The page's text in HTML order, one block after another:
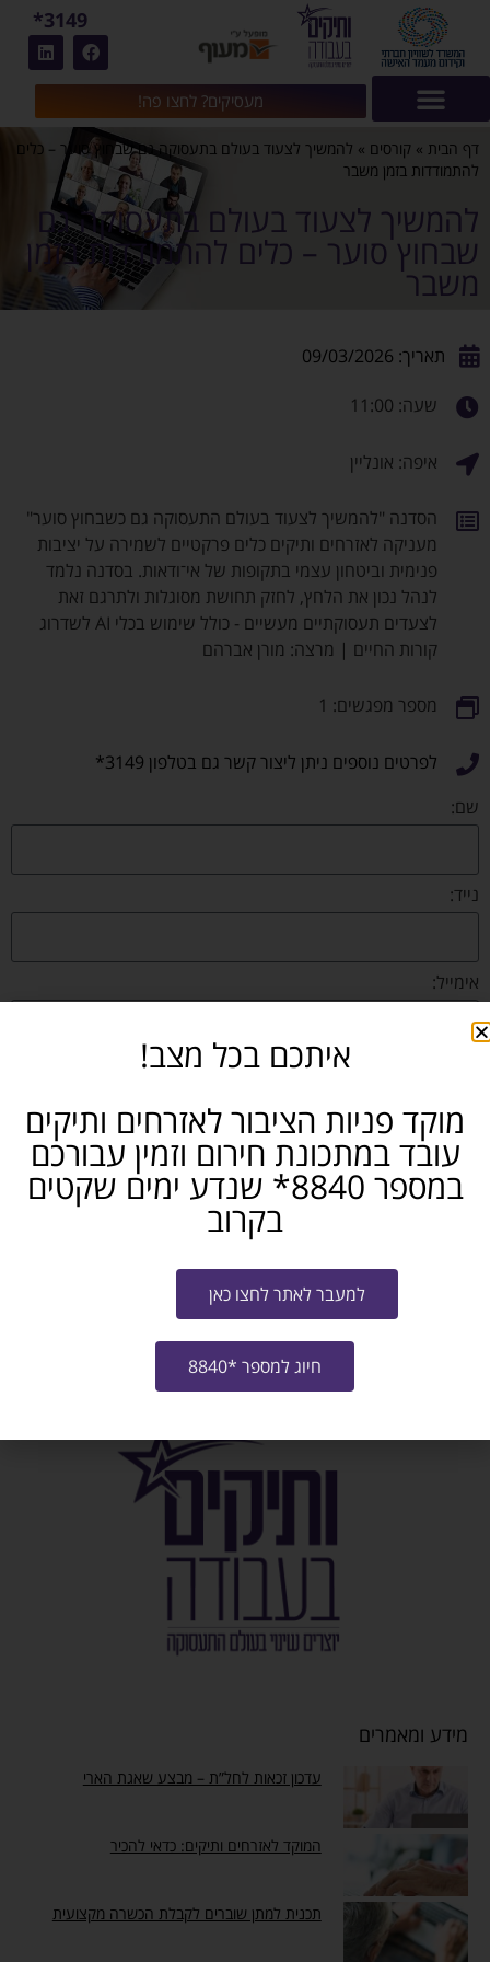
מעסיקים? לחצו פה!
3149*
דף הבית » קורסים » להמשיך לצעוד בעולם בתעסוקה גם שבחוץ סוער – כלים
להתמודדות בזמן משבר
להמשיך לצעוד בעולם בתעסוקה גם
שבחוץ סוער – כלים להתמודדות בזמן
משבר
תאריך: 09/03/2026
שעה: 11:00
איפה: אונליין
הסדנה "להמשיך לצעוד בעולם התעסוקה גם כשבחוץ סוער"
מעניקה לאזרחים ותיקים כלים פרקטיים לשמירה על יציבות
פנימית וביטחון עצמי בתקופות של אי־ודאות. בסדנה נלמד
לנהל נכון את הלחץ, לחזק תחושת מסוגלות ולתרגם זאת
לצעדים תעסוקתיים מעשיים - כולל שימוש בכלי AI לשדרוג
קורות החיים | מרצה: מורן אברהם
מספר מפגשים: 1
לפרטים נוספים ניתן ליצור קשר גם בטלפון 3149*
שם:
נייד:
אימייל:
באיזה תחום את/ה מחפש/ת עבודה?
אני מאשר/ת את תנאי ההצטרפות לתוכנית ו-מדיניות האתר
שליחה
לחזרה וצפיה בכל הקורסים לחצו כאן
מידע ומאמרים
עדכון זכאות לחל”ת – מבצע שאגת הארי
המוקד לאזרחים ותיקים: כדאי להכיר
תכנית למתן שוברים לקבלת הכשרה מקצועית
איתכם בכל מצב!
מוקד פניות הציבור לאזרחים ותיקים
עובד במתכונת חירום וזמין עבורכם
במספר 8840* שנדע ימים שקטים
בקרוב
למעבר לאתר לחצו כאן
חיוג למספר *8840